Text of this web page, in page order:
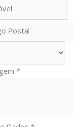
*